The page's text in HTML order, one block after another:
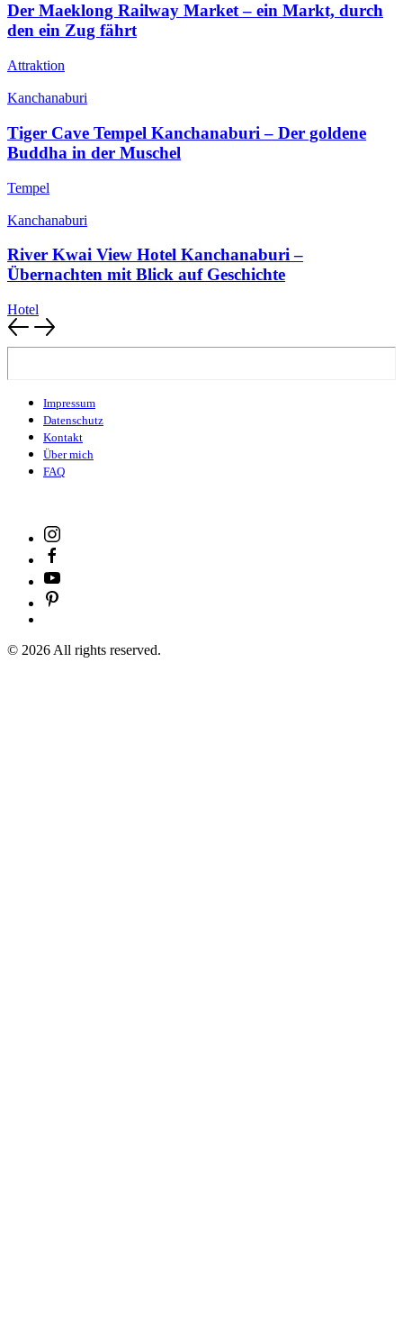
Der Maeklong Railway Market – ein Markt, durch
den ein Zug fährt
Attraktion
Kanchanaburi
Tiger Cave Tempel Kanchanaburi – Der goldene
Buddha in der Muschel
Tempel
Kanchanaburi
River Kwai View Hotel Kanchanaburi –
Übernachten mit Blick auf Geschichte
Hotel
Impressum
Datenschutz
Kontakt
Über mich
FAQ
© 2026 All rights reserved.